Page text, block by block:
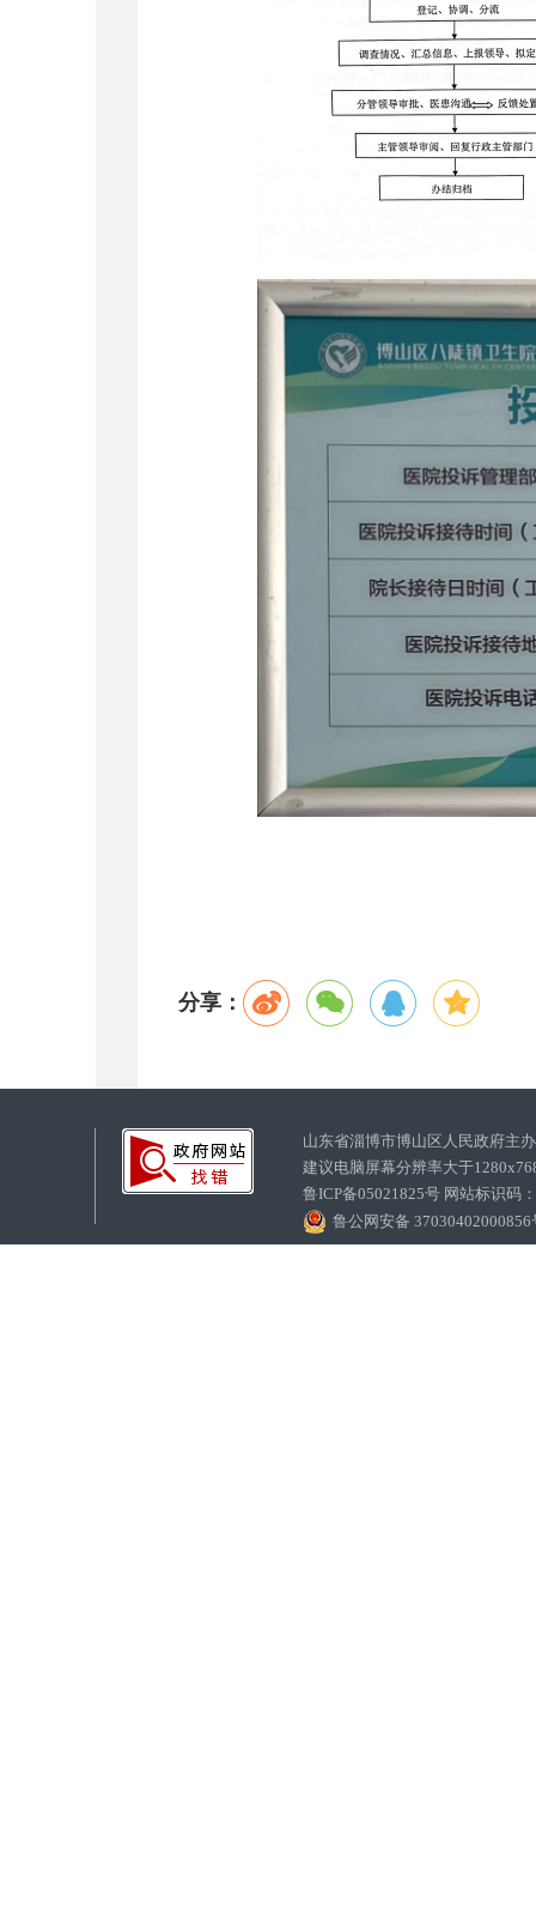
分享：
山东省淄博市博山区人民政府
建议电脑屏幕分辨率大于
鲁ICP备05021825号 网站标识码
鲁公网安备 37030402000856